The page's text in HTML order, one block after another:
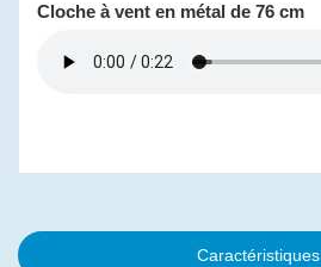
Cloche à vent en métal de 76 cm
Caractéristiques